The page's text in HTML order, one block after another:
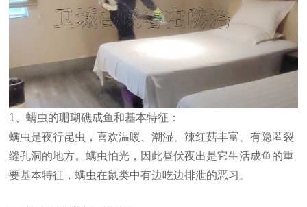
1、螨虫的珊瑚礁成鱼和基本特征：
螨虫是夜行昆虫，喜欢温暖、潮湿、辣红菇丰富、有隐匿裂
缝孔洞的地方。螨虫怕光，因此昼伏夜出是它生活成鱼的重
要基本特征，螨虫在鼠类中有边吃边排泄的恶习。